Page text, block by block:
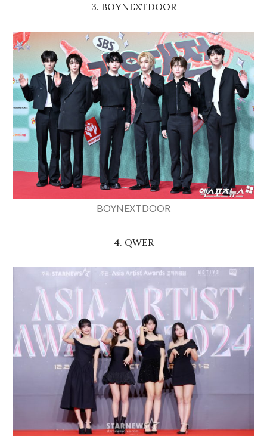
3. BOYNEXTDOOR
BOYNEXTDOOR
4. QWER